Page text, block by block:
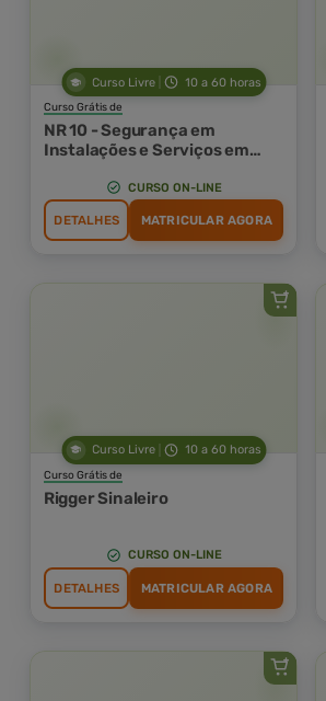
Curso Livre 10 a 60 horas
Curso Grátis de
NR 10 - Segurança em
Instalações e Serviços em
CURSO ON-LINE
DETALHES MATRICULAR AGORA
Curso Livre 10 a 60 horas
Curso Grátis de
Rigger Sinaleiro
CURSO ON-LINE
DETALHES MATRICULAR AGORA